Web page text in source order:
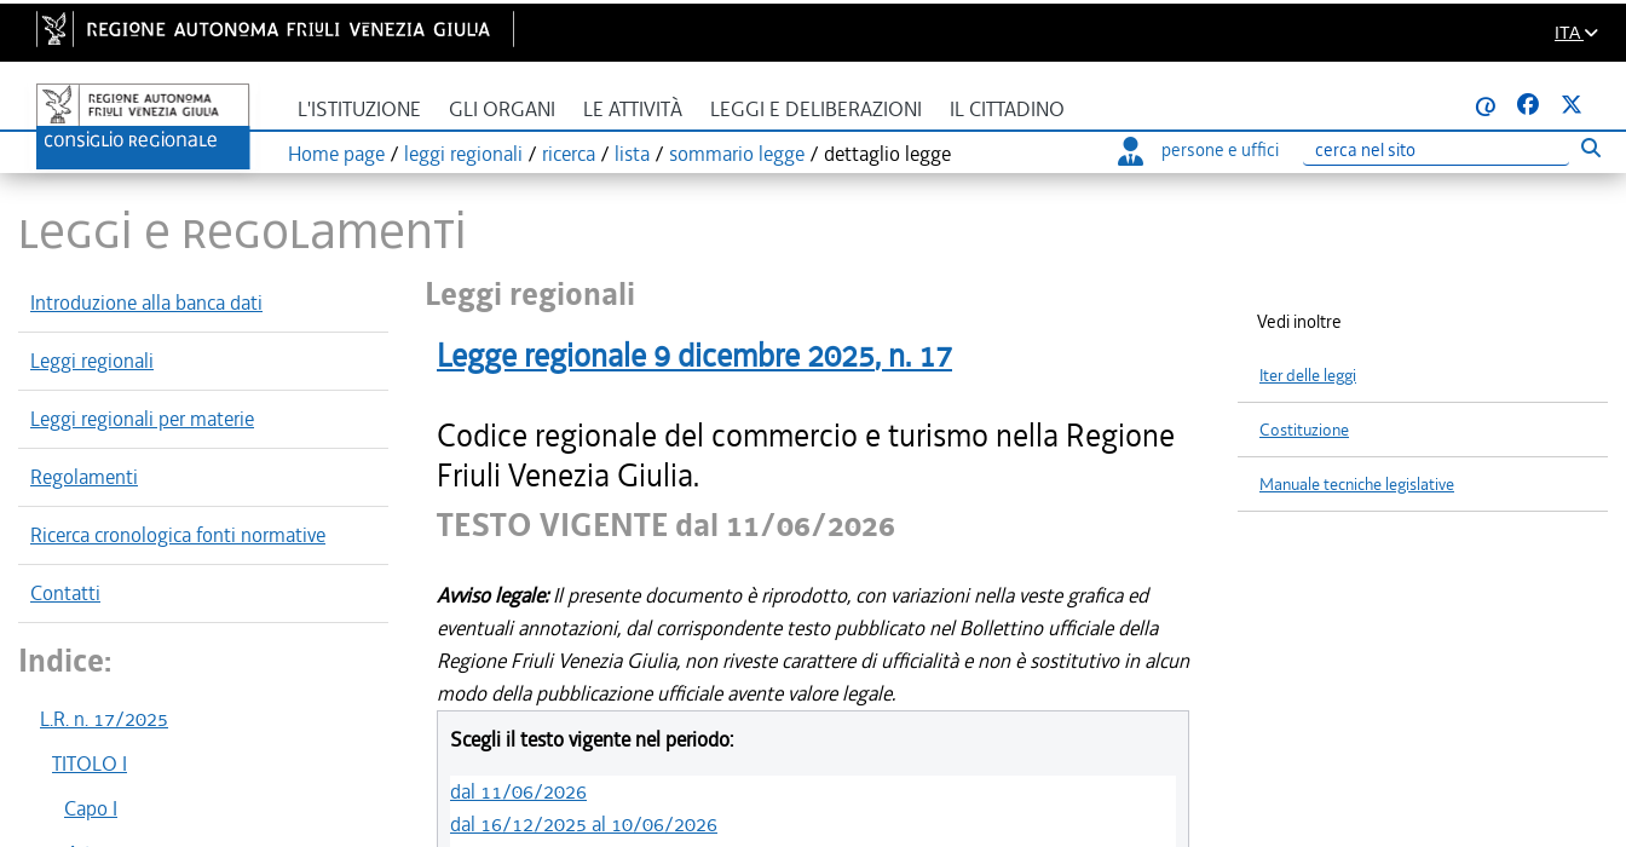
ITA
L'ISTITUZIONE GLI ORGANI LE ATTIVITÀ LEGGI E DELIBERAZIONI IL CITTADINO
@
Home page / leggi regionali / ricerca / lista / sommario legge / dettaglio legge persone e uffici
Ricerca
LEGGI E REGOLAMENTI
Introduzione alla banca dati
Leggi regionali
Leggi regionali per materie
Regolamenti
Ricerca cronologica fonti normative
Contatti
Indice:
L.R. n. 17/2025
TITOLO I
Capo I
Leggi regionali
Legge regionale 9 dicembre 2025, n. 17
Codice regionale del commercio e turismo nella Regione
Friuli Venezia Giulia.
TESTO VIGENTE dal 11/06/2026
Avviso legale:Il presente documento è riprodotto, con variazioni nella veste grafica ed
eventuali annotazioni, dal corrispondente testo pubblicato nel Bollettino ufficiale della
Regione Friuli Venezia Giulia, non riveste carattere di ufficialità e non è sostitutivo in alcun
modo della pubblicazione ufficiale avente valore legale.
Scegli il testo vigente nel periodo:
dal 11/06/2026
dal 16/12/2025 al 10/06/2026
Vedi inoltre
Iter delle leggi
Costituzione
Manuale tecniche legislative